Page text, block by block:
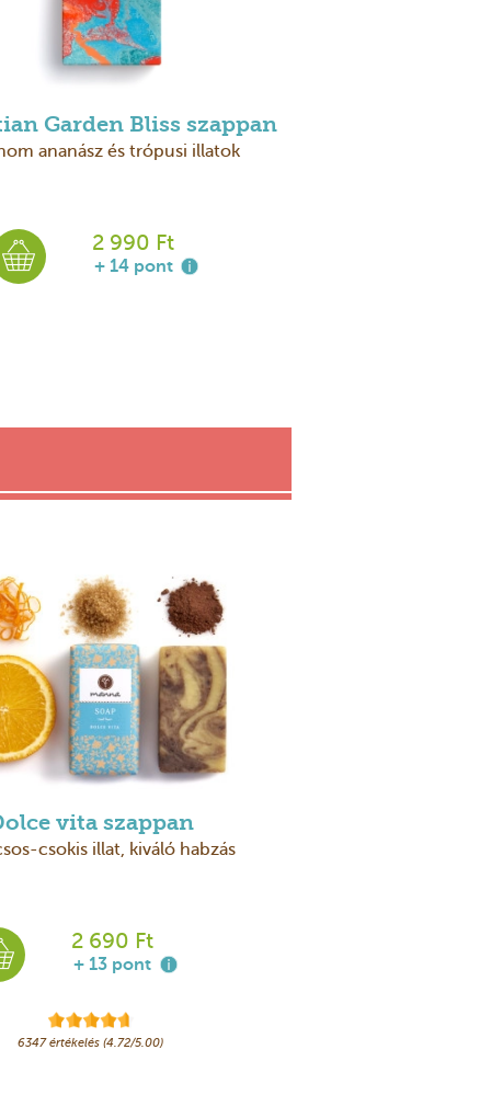
Garden Bliss szappan
ananász és trópusi illatok
2 990 Ft
+ 14 pont
vita szappan
csokis illat, kiváló habzás
2 690 Ft
+ 13 pont
6347 értékelés (4.72/5.00)